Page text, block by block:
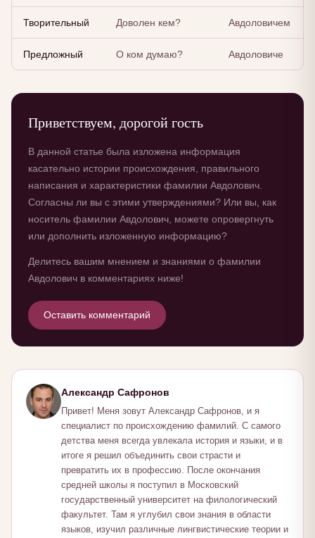
Творительный Доволен кем? Авдоловичем
Предложный О ком думаю? Авдоловиче
Приветствуем, дорогой гость
В данной статье была изложена информация
касательно истории происхождения, правильного
написания и характеристики фамилии Авдолович.
Согласны ли вы с этими утверждениями? Или вы, как
носитель фамилии Авдолович, можете опровергнуть
или дополнить изложенную информацию?
Делитесь вашим мнением и знаниями о фамилии
Авдолович в комментариях ниже!
Оставить комментарий
Александр Сафронов
Привет! Меня зовут Александр Сафронов, и я
специалист по происхождению фамилий. С самого
детства меня всегда увлекала история и языки, и в
итоге я решил объединить свои страсти и
превратить их в профессию. После окончания
средней школы я поступил в Московский
государственный университет на филологический
факультет. Там я углубил свои знания в области
языков, изучил различные лингвистические теории и